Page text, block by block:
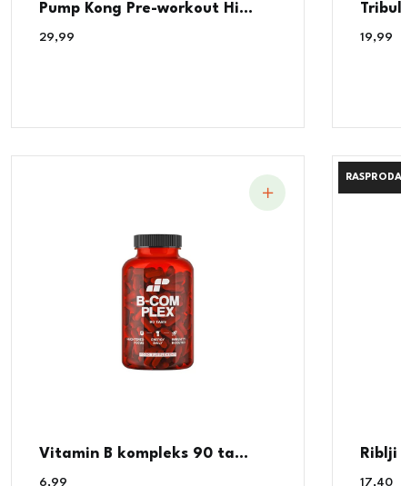
Pump Kong Pre-workout Hi...
29,99 19,99
Vitamin B kompleks 90 ta...
6,99 17,40